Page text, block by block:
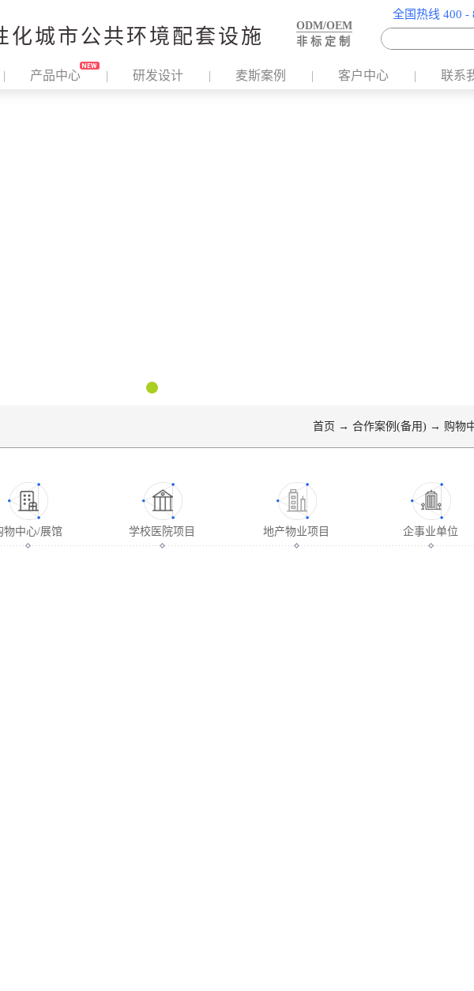
化城市公共环境配套设施
ODM/OEM
非 标 定 制
全国热线 400 -
产品中心 研发设计 麦斯案例 客户中心 联系
首页 → 合作案例(备用) → 购物
物中心/展馆 学校医院项目 地产物业项目 企事业单位